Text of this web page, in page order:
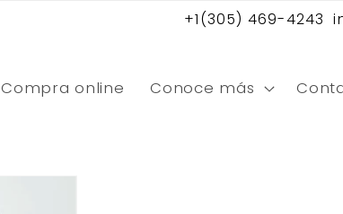
+1(305) 469-4243
Compra online Conoce más